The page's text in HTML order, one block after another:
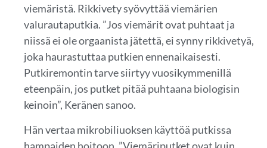
viemäristä. Rikkivety syövyttää viemärien
valurautaputkia. ”Jos viemärit ovat puhtaat ja
niissä ei ole orgaanista jätettä, ei synny rikkivetyä,
joka haurastuttaa putkien ennenaikaisesti.
Putkiremontin tarve siirtyy vuosikymmenillä
eteenpäin, jos putket pitää puhtaana biologisin
keinoin”, Keränen sanoo.
Hän vertaa mikrobiliuoksen käyttöä putkissa
hampaiden hoitoon. ”Viemäriputket ovat kuin